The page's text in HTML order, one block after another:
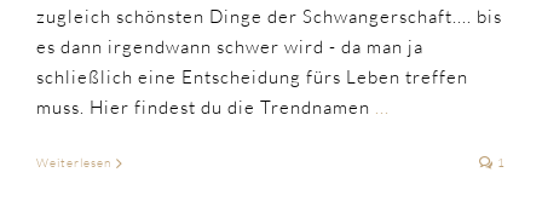
zugleich schönsten Dinge der Schwangerschaft.... bis
es dann irgendwann schwer wird - da man ja
schließlich eine Entscheidung fürs Leben treffen
muss. Hier findest du die Trendnamen ...
Weiterlesen 1